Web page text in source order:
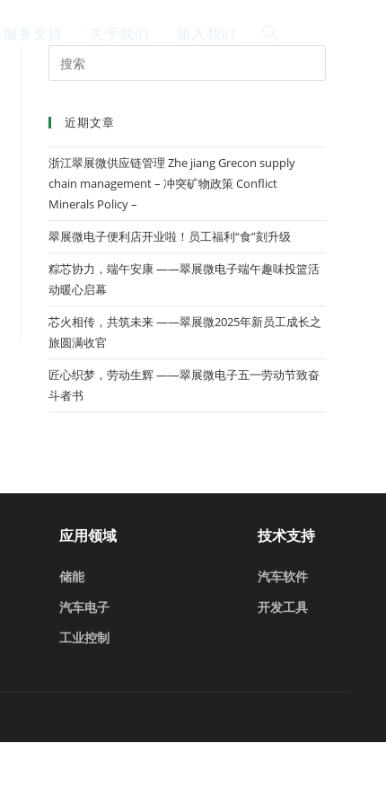
服务支持 关于我们 加入我们
近期文章
浙江翠展微供应链管理 Zhe jiang Grecon supply
chain management – 冲突矿物政策 Conflict
Minerals Policy –
翠展微电子便利店开业啦！员工福利“食”刻升级
粽芯协力，端午安康 ——翠展微电子端午趣味投篮活
动暖心启幕
芯火相传，共筑未来 ——翠展微2025年新员工成长之
旅圆满收官
匠心织梦，劳动生辉 ——翠展微电子五一劳动节致奋
斗者书
应用领域
储能
汽车电子
工业控制
技术支持
汽车软件
开发工具